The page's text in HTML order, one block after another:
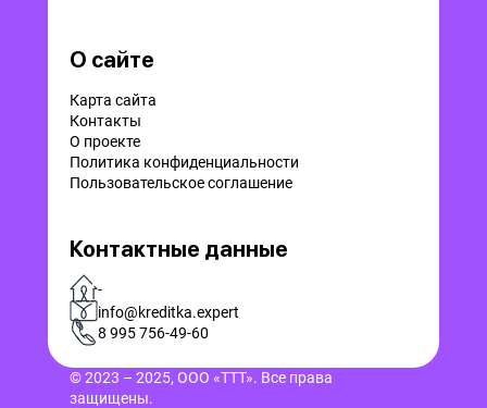
О сайте
Карта сайта
Контакты
О проекте
Политика конфиденциальности
Пользовательское соглашение
Контактные данные
-
info@kreditka.expert
8 995 756-49-60
© 2023 – 2025, ООО «ТТТ». Все права
защищены.